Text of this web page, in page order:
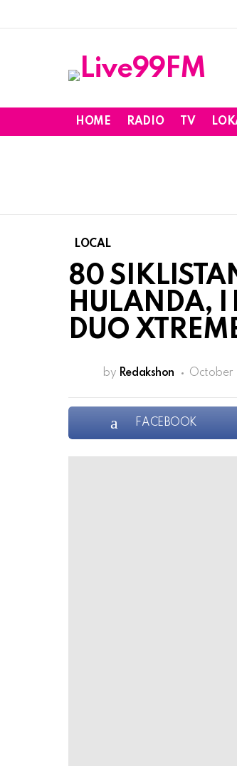
HOME RADIO TV
LOCAL
80
HULANDA, I
DUO
by Redakshon October
FACEBOOK